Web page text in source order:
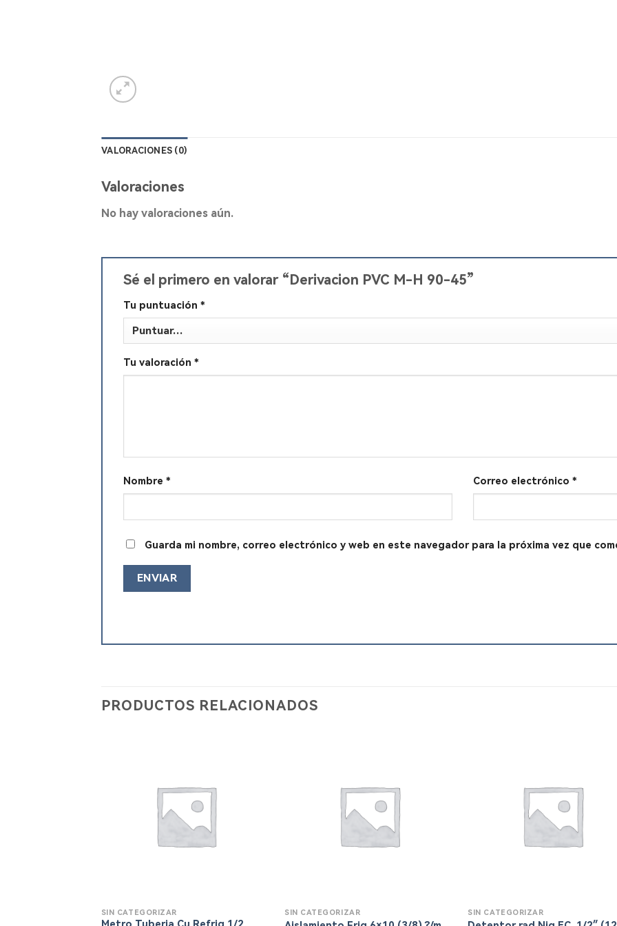
VALORACIONES (0)
Valoraciones
No hay valoraciones aún.
Sé el primero en valorar “Derivacion PVC M-H 90-45”
Tu puntuación *
Tu valoración *
Nombre * Correo electrónico *
Guarda mi nombre, correo electrónico y web en este navegador para la próxima vez que
PRODUCTOS RELACIONADOS
SIN CATEGORIZAR SIN CATEGORIZAR SIN CATEGORIZAR